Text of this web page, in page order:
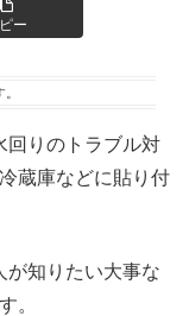
ー
回りのトラブル対
蔵庫などに貼り付
が知りたい大事な
。